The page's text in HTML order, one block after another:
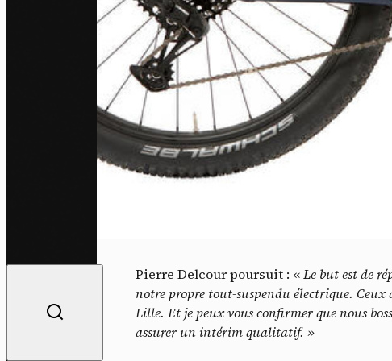
Pierre Delcour poursuit : «Le but est de
notre propre tout-suspendu électrique. Ceux
Lille. Et je peux vous confirmer que nous
assurer un intérim qualitatif. »